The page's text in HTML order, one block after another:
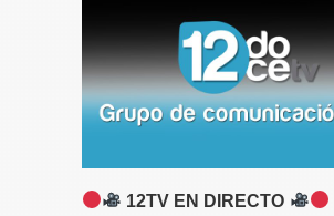
12TV EN DIRECTO